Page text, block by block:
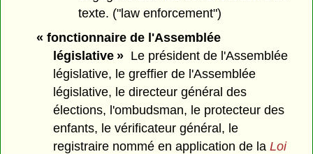
texte. ("law enforcement")
« fonctionnaire de l'Assemblée
législative » Le président de l'Assemblée
législative, le greffier de l'Assemblée
législative, le directeur général des
élections, l'ombudsman, le protecteur des
enfants, le vérificateur général, le
registraire nommé en application de laLoi